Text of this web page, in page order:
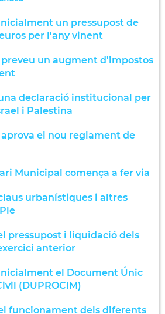
un pressupost de
per l'any vinent
un augment d'impostos
declaració institucional per
i Palestina
el nou reglament de
Municipal comença a fer via
urbanístiques i altres
pressupost i liquidació dels
anterior
el Document Únic
(DUPROCIM)
funcionament dels diferents